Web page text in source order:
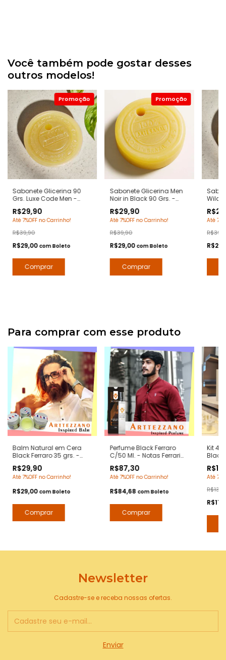
Você também pode gostar desses
outros modelos!
Sabonete Glicerina 90
Grs. Luxe Code Men -
Hidratante com Extratos
Naturais - Arte 1 Perfumes
R$29,90
Até 7%OFF no Carrinho!
R$39,90
R$29,00 comBoleto
Sabonete Glicerina Men
Noir in Black 90 Grs. -
Black - Hidratante com
Extratos Naturais - Arte 1
Perfumes
R$29,90
Até 7%OFF no Carrinho!
R$39,90
R$29,00 comBoleto
Wild
-
Até
Para comprar com esse produto
Balm Natural em Cera
Black Ferraro 35 grs. -
Pomada Modeladora
Anti Frizz para Barba e
R$29,90
Até 7%OFF no Carrinho!
R$29,00 comBoleto
Perfume Black Ferraro
C/50 Ml. - Notas Ferrari
Premium - Arte 1 Perfumes
R$87,30
Até 7%OFF no Carrinho!
R$84,68 comBoleto
Kit 4
Black
Até
Newsletter
Cadastre-se e receba nossas ofertas.